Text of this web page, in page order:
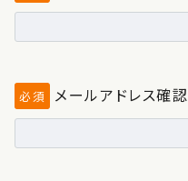
必須 メールアドレス確認